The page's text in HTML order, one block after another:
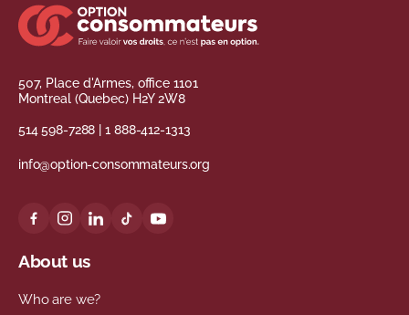
507, Place d'Armes, office 1101
Montreal (Quebec) H2Y 2W8
514 598-7288 |1 888-412-1313
info@option-consommateurs.org
About us
Who are we?